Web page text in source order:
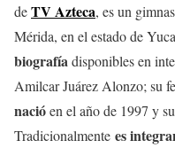
deTV Azteca, es un
Mérida, en el estado de
biografíadisponibles en
Amilcar Juárez Alonzo; su
nacióen el año de 1997 y su
Tradicionalmente es